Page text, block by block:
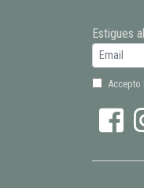
Estigues
Accepto